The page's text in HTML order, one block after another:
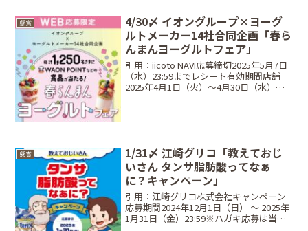
品券2000円分･･･500名東洋水産コー...
懸賞
4/30〆 イオングループ×ヨーグ
ルトメーカー14社合同企画「春ら
んまんヨーグルトフェア」
引用：iicoto NAVI応募締切2025年5月7日
（水）23:59までレシート有効期間店舗
2025年4月1日（火）～4月30日（水）購
懸賞
1/31〆 江崎グリコ「教えておじ
いさん タンサ脂肪酸ってなぁ
に？キャンペーン」
引用：江崎グリコ株式会社キャンペーン
応募期間2024年12月1日（日） 〜 2025年
1月31日（金）23:59※ハガキ応募は当日